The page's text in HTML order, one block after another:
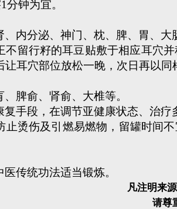
钟为宜。
分泌、神门、枕、脾、胃、大
行籽的耳豆贴敷于相应耳穴并
耳穴部位放松一晚，次日再以同
脾俞、肾俞、大椎等。
段，在调节亚健康状态、治疗
伤及引燃易燃物，留罐时间不
传统功法适当锻炼。
凡注明来
请尊